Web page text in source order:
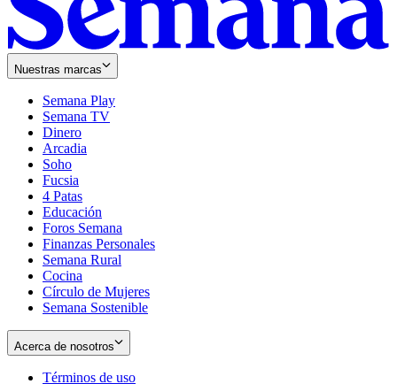
Nuestras marcas
Semana Play
Semana TV
Dinero
Arcadia
Soho
in
new
window
Fucsia
in
new
window
4 Patas
Educación
Foros Semana
Finanzas Personales
Semana Rural
Cocina
Círculo de Mujeres
Semana Sostenible
Acerca de nosotros
Términos de uso